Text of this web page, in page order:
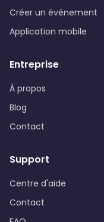
Créer un événement
Application mobile
Entreprise
À propos
Blog
Contact
Support
Centre d'aide
Contact